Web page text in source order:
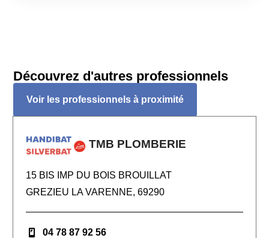
Découvrez d'autres professionnels
Voir les professionnels à proximité
TMB PLOMBERIE
15 BIS IMP DU BOIS BROUILLAT
GREZIEU LA VARENNE, 69290
04 78 87 92 56